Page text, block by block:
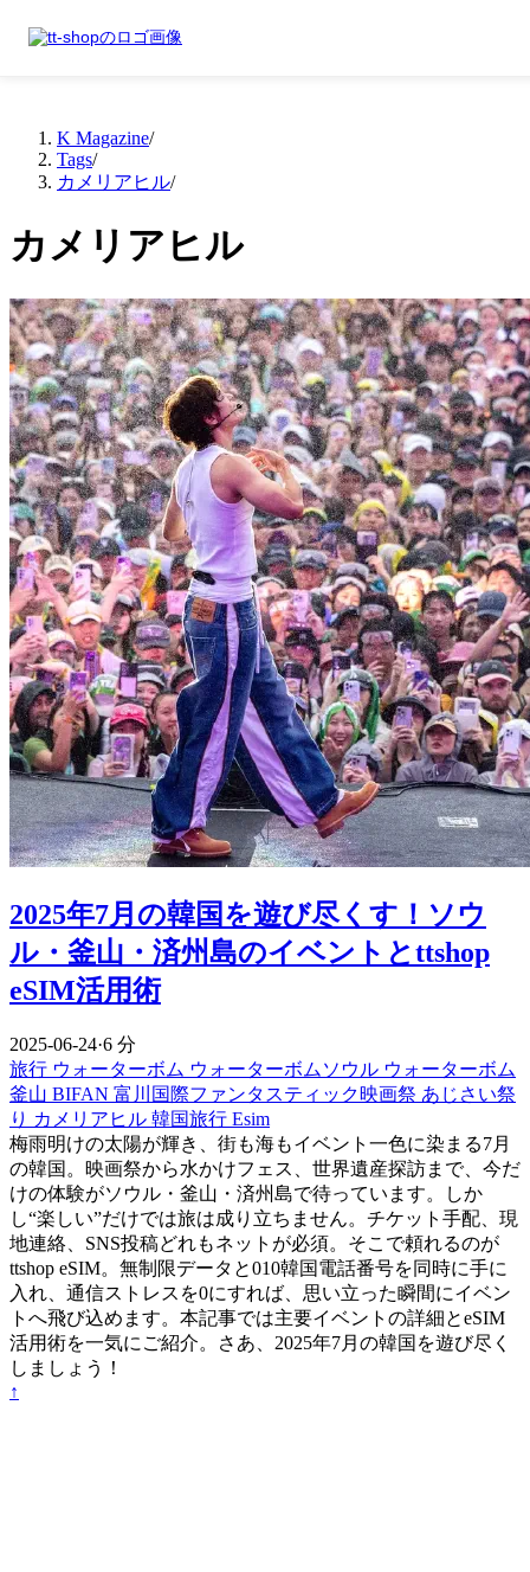
K Magazine/
Tags/
カメリアヒル/
カメリアヒル
2025年7月の韓国を遊び尽くす！ソウ
ル・釜山・済州島のイベントとttshop
eSIM活用術
2025-06-24·6 分
旅行 ウォーターボム ウォーターボムソウル ウォーターボム
釜山 BIFAN 富川国際ファンタスティック映画祭 あじさい祭
り カメリアヒル 韓国旅行 Esim
梅雨明けの太陽が輝き、街も海もイベント一色に染まる7月
の韓国。映画祭から水かけフェス、世界遺産探訪まで、今だ
けの体験がソウル・釜山・済州島で待っています。しか
し“楽しい”だけでは旅は成り立ちません。チケット手配、現
地連絡、SNS投稿どれもネットが必須。そこで頼れるのが
ttshop eSIM。無制限データと010韓国電話番号を同時に手に
入れ、通信ストレスを0にすれば、思い立った瞬間にイベン
トへ飛び込めます。本記事では主要イベントの詳細とeSIM
活用術を一気にご紹介。さあ、2025年7月の韓国を遊び尽く
しましょう！
↑